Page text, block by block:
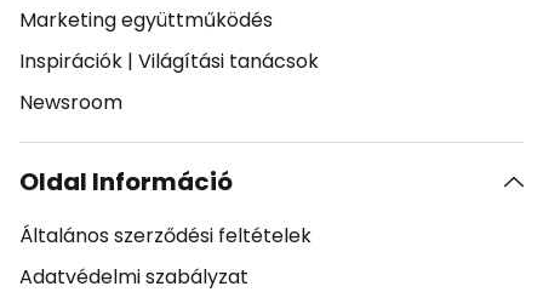
Marketing együttműködés
Inspirációk | Világítási tanácsok
Newsroom
Oldal Információ
Általános szerződési feltételek
Adatvédelmi szabályzat